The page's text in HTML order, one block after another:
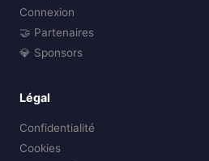
Connexion
🤝 Partenaires
💎 Sponsors
Légal
Confidentialité
Cookies